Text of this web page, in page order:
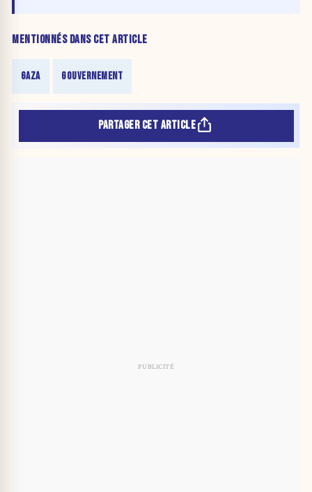
MENTIONNÉS DANS CET ARTICLE
GAZA GOUVERNEMENT
PARTAGER CET ARTICLE